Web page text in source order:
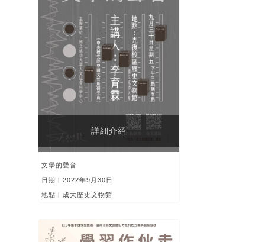
詳細介紹
文學的聲音
日期︱2022年9月30日
地點︱成大歷史文物館